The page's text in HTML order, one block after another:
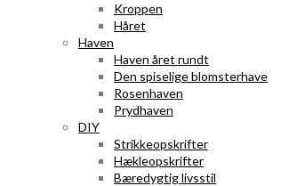
Kroppen
Håret
Haven
Haven året rundt
Den spiselige blomsterhave
Rosenhaven
Prydhaven
DIY
Strikkeopskrifter
Hækleopskrifter
Bæredygtig livsstil